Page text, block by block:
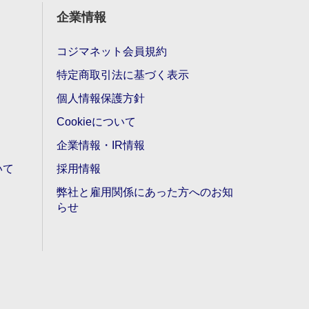
企業情報
コジマネット会員規約
特定商取引法に基づく表示
個人情報保護方針
Cookieについて
企業情報・IR情報
採用情報
弊社と雇用関係にあった方へのお知
らせ